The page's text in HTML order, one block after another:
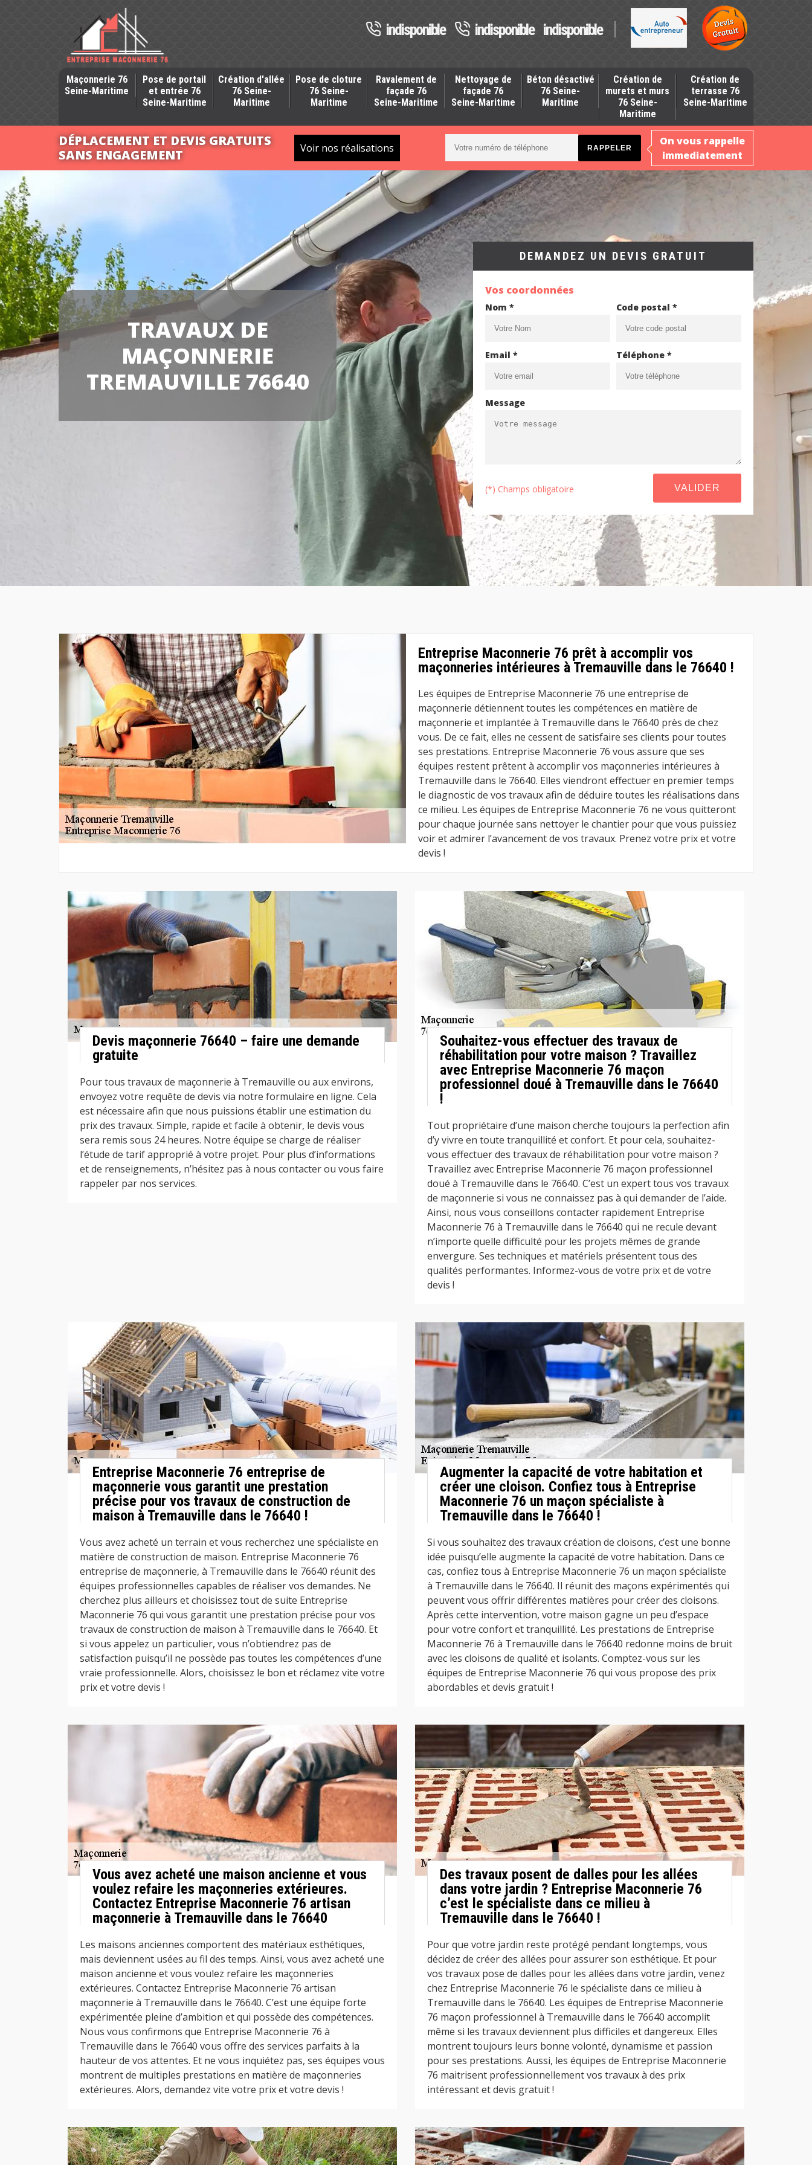
indisponible indisponible indisponible
Maçonnerie 76
Seine-Maritime
Pose de portail
et entrée 76
Seine-Maritime
Création d'allée
76 Seine-
Maritime
Pose de cloture
76 Seine-
Maritime
Ravalement de
façade 76
Seine-Maritime
Nettoyage de
façade 76
Seine-Maritime
Béton désactivé
76 Seine-
Maritime
Création de
murets et murs
76 Seine-
Maritime
Création de
terrasse 76
Seine-Maritime
DÉPLACEMENT ET DEVIS GRATUITS
SANS ENGAGEMENT
Voir nos réalisations
On vous rappelle
immediatement
TRAVAUX DE
MAÇONNERIE
TREMAUVILLE 76640
DEMANDEZ UN DEVIS GRATUIT
Vos coordonnées
Nom * Code postal *
Email * Téléphone *
Message
(*) Champs obligatoire
Entreprise Maconnerie 76 prêt à accomplir vos
maçonneries intérieures à Tremauville dans le 76640 !
Les équipes de Entreprise Maconnerie 76 une entreprise de
maçonnerie détiennent toutes les compétences en matière de
maçonnerie et implantée à Tremauville dans le 76640 près de chez
vous. De ce fait, elles ne cessent de satisfaire ses clients pour toutes
ses prestations. Entreprise Maconnerie 76 vous assure que ses
équipes restent prêtent à accomplir vos maçonneries intérieures à
Tremauville dans le 76640. Elles viendront effectuer en premier temps
le diagnostic de vos travaux afin de déduire toutes les réalisations dans
ce milieu. Les équipes de Entreprise Maconnerie 76 ne vous quitteront
pour chaque journée sans nettoyer le chantier pour que vous puissiez
voir et admirer l’avancement de vos travaux. Prenez votre prix et votre
devis !
Devis maçonnerie 76640 – faire une demande
gratuite
Pour tous travaux de maçonnerie à Tremauville ou aux environs,
envoyez votre requête de devis via notre formulaire en ligne. Cela
est nécessaire afin que nous puissions établir une estimation du
prix des travaux. Simple, rapide et facile à obtenir, le devis vous
sera remis sous 24 heures. Notre équipe se charge de réaliser
l’étude de tarif approprié à votre projet. Pour plus d’informations
et de renseignements, n’hésitez pas à nous contacter ou vous faire
rappeler par nos services.
Souhaitez-vous effectuer des travaux de
réhabilitation pour votre maison ? Travaillez
avec Entreprise Maconnerie 76 maçon
professionnel doué à Tremauville dans le 76640
!
Tout propriétaire d’une maison cherche toujours la perfection afin
d’y vivre en toute tranquillité et confort. Et pour cela, souhaitez-
vous effectuer des travaux de réhabilitation pour votre maison ?
Travaillez avec Entreprise Maconnerie 76 maçon professionnel
doué à Tremauville dans le 76640. C’est un expert tous vos travaux
de maçonnerie si vous ne connaissez pas à qui demander de l’aide.
Ainsi, nous vous conseillons contacter rapidement Entreprise
Maconnerie 76 à Tremauville dans le 76640 qui ne recule devant
n’importe quelle difficulté pour les projets mêmes de grande
envergure. Ses techniques et matériels présentent tous des
qualités performantes. Informez-vous de votre prix et de votre
devis !
Entreprise Maconnerie 76 entreprise de
maçonnerie vous garantit une prestation
précise pour vos travaux de construction de
maison à Tremauville dans le 76640 !
Vous avez acheté un terrain et vous recherchez une spécialiste en
matière de construction de maison. Entreprise Maconnerie 76
entreprise de maçonnerie, à Tremauville dans le 76640 réunit des
équipes professionnelles capables de réaliser vos demandes. Ne
cherchez plus ailleurs et choisissez tout de suite Entreprise
Maconnerie 76 qui vous garantit une prestation précise pour vos
travaux de construction de maison à Tremauville dans le 76640. Et
si vous appelez un particulier, vous n’obtiendrez pas de
satisfaction puisqu’il ne possède pas toutes les compétences d’une
vraie professionnelle. Alors, choisissez le bon et réclamez vite votre
prix et votre devis !
Augmenter la capacité de votre habitation et
créer une cloison. Confiez tous à Entreprise
Maconnerie 76 un maçon spécialiste à
Tremauville dans le 76640 !
Si vous souhaitez des travaux création de cloisons, c’est une bonne
idée puisqu’elle augmente la capacité de votre habitation. Dans ce
cas, confiez tous à Entreprise Maconnerie 76 un maçon spécialiste
à Tremauville dans le 76640. Il réunit des maçons expérimentés qui
peuvent vous offrir différentes matières pour créer des cloisons.
Après cette intervention, votre maison gagne un peu d’espace
pour votre confort et tranquillité. Les prestations de Entreprise
Maconnerie 76 à Tremauville dans le 76640 redonne moins de bruit
avec les cloisons de qualité et isolants. Comptez-vous sur les
équipes de Entreprise Maconnerie 76 qui vous propose des prix
abordables et devis gratuit !
Vous avez acheté une maison ancienne et vous
voulez refaire les maçonneries extérieures.
Contactez Entreprise Maconnerie 76 artisan
maçonnerie à Tremauville dans le 76640
Les maisons anciennes comportent des matériaux esthétiques,
mais deviennent usées au fil des temps. Ainsi, vous avez acheté une
maison ancienne et vous voulez refaire les maçonneries
extérieures. Contactez Entreprise Maconnerie 76 artisan
maçonnerie à Tremauville dans le 76640. C’est une équipe forte
expérimentée pleine d’ambition et qui possède des compétences.
Nous vous confirmons que Entreprise Maconnerie 76 à
Tremauville dans le 76640 vous offre des services parfaits à la
hauteur de vos attentes. Et ne vous inquiétez pas, ses équipes vous
montrent de multiples prestations en matière de maçonneries
extérieures. Alors, demandez vite votre prix et votre devis !
Des travaux posent de dalles pour les allées
dans votre jardin ? Entreprise Maconnerie 76
c’est le spécialiste dans ce milieu à
Tremauville dans le 76640 !
Pour que votre jardin reste protégé pendant longtemps, vous
décidez de créer des allées pour assurer son esthétique. Et pour
vos travaux pose de dalles pour les allées dans votre jardin, venez
chez Entreprise Maconnerie 76 le spécialiste dans ce milieu à
Tremauville dans le 76640. Les équipes de Entreprise Maconnerie
76 maçon professionnel à Tremauville dans le 76640 accomplit
même si les travaux deviennent plus difficiles et dangereux. Elles
montrent toujours leurs bonne volonté, dynamisme et passion
pour ses prestations. Aussi, les équipes de Entreprise Maconnerie
76 maitrisent professionnellement vos travaux à des prix
intéressant et devis gratuit !